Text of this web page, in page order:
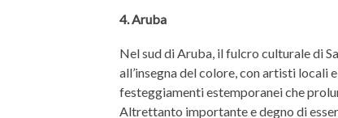
4. Aruba
Nel sud di Aruba, il fulcro culturale di
all’insegna del colore, con artisti locali
festeggiamenti estemporanei che
Altrettanto importante e degno di